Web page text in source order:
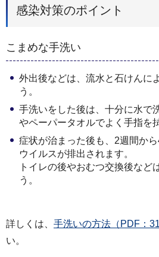
感染対策のポイント
こまめな手洗い
外出後などは、流水と石けんに
う。
手洗いをした後は、十分に水で
やペーパータオルでよく手指を
症状が治まった後も、2週間か
ウイルスが排出されます。
トイレの後やおむつ交換後など
う。
詳しくは、 手洗いの方法（PDF：
い。